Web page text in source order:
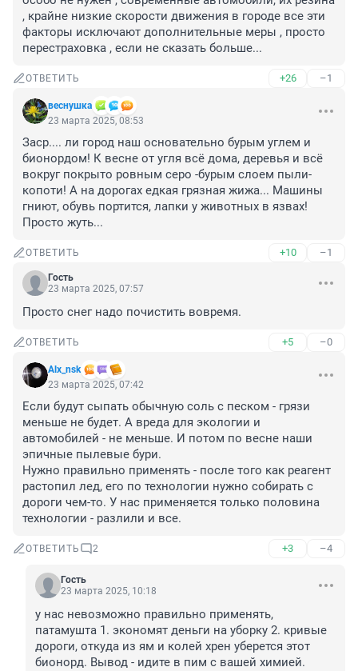
, крайне низкие скорости движения в городе все эти
факторы исключают дополнительные меры , просто
перестраховка , если не сказать больше...
ОТВЕТИТЬ +26 –1
веснушка
23 марта 2025, 08:53
Заср.... ли город наш основательно бурым углем и
бионордом! К весне от угля всё дома, деревья и всё
вокруг покрыто ровным серо -бурым слоем пыли-
копоти! А на дорогах едкая грязная жижа... Машины
гниют, обувь портится, лапки у животных в язвах!
Просто жуть...
ОТВЕТИТЬ +10 –1
Гость
23 марта 2025, 07:57
Просто снег надо почистить вовремя.
ОТВЕТИТЬ +5 –0
Alx_nsk
23 марта 2025, 07:42
Если будут сыпать обычную соль с песком - грязи
меньше не будет. А вреда для экологии и
автомобилей - не меньше. И потом по весне наши
эпичные пылевые бури.
Нужно правильно применять - после того как реагент
растопил лед, его по технологии нужно собирать с
дороги чем-то. У нас применяется только половина
технологии - разлили и все.
ОТВЕТИТЬ 2 +3 –4
Гость
23 марта 2025, 10:18
у нас невозможно правильно применять,
патамушта 1. экономят деньги на уборку 2. кривые
дороги, откуда из ям и колей хрен уберется этот
бионорд. Вывод - идите в пим с вашей химией.